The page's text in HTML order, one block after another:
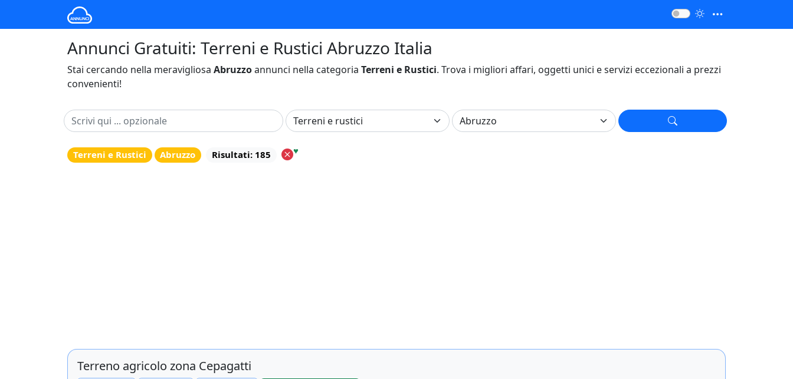
Annunci Gratuiti: Terreni e Rustici Abruzzo Italia
Stai cercando nella meravigliosa Abruzzoannunci nella categoria Terreni e Rustici. Trova i migliori affari, oggetti unici e servizi eccezionali a prezzi
convenienti!
Terreni e Rustici Abruzzo Risultati: 185 ♥
Terreno agricolo zona Cepagatti